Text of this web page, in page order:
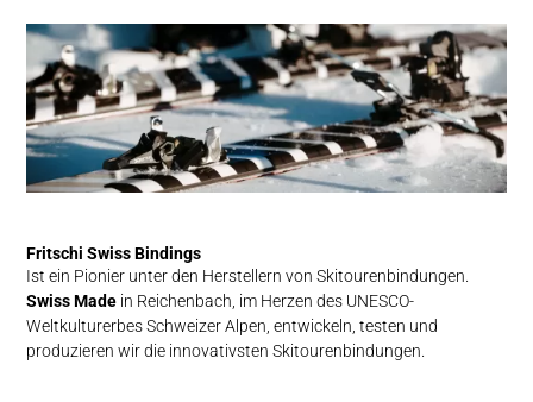
Fritschi Swiss Bindings
Ist ein Pionier unter den Herstellern von Skitourenbindungen.
Swiss Made in Reichenbach, im Herzen des UNESCO-
Weltkulturerbes Schweizer Alpen, entwickeln, testen und
produzieren wir die innovativsten Skitourenbindungen.